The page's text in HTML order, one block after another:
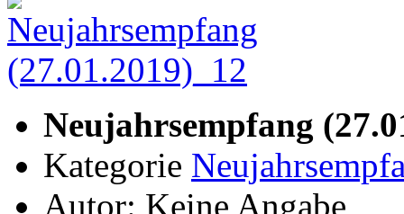
Neujahrsempfang
Kategorie
Autor: Keine Angabe